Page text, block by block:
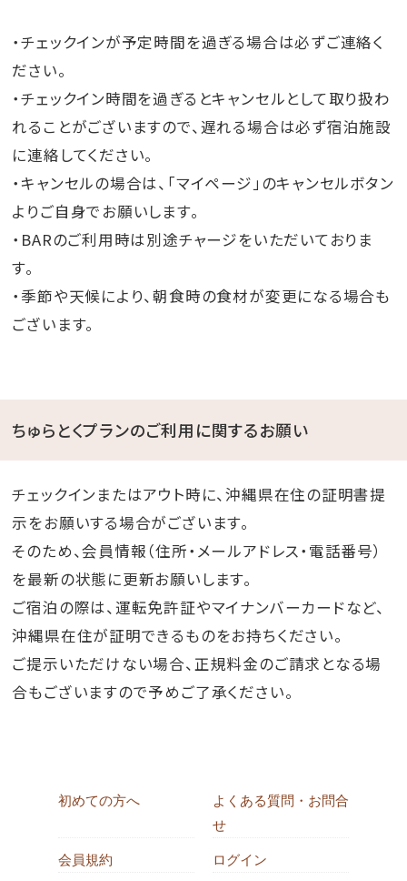
・チェックインが予定時間を過ぎる場合は必ずご連絡く
ださい。
・チェックイン時間を過ぎるとキャンセルとして取り扱わ
れることがございますので、遅れる場合は必ず宿泊施設
に連絡してください。
・キャンセルの場合は、「マイページ」のキャンセルボタン
よりご自身でお願いします。
・BARのご利用時は別途チャージをいただいておりま
す。
・季節や天候により、朝食時の食材が変更になる場合も
ございます。
ちゅらとくプランのご利用に関するお願い
チェックインまたはアウト時に、沖縄県在住の証明書提
示をお願いする場合がございます。
そのため、会員情報（住所・メールアドレス・電話番号）
を最新の状態に更新お願いします。
ご宿泊の際は、運転免許証やマイナンバーカードなど、
沖縄県在住が証明できるものをお持ちください。
ご提示いただけない場合、正規料金のご請求となる場
合もございますので予めご了承ください。
初めての方へ
よくある質問・お問合
せ
会員規約 ログイン